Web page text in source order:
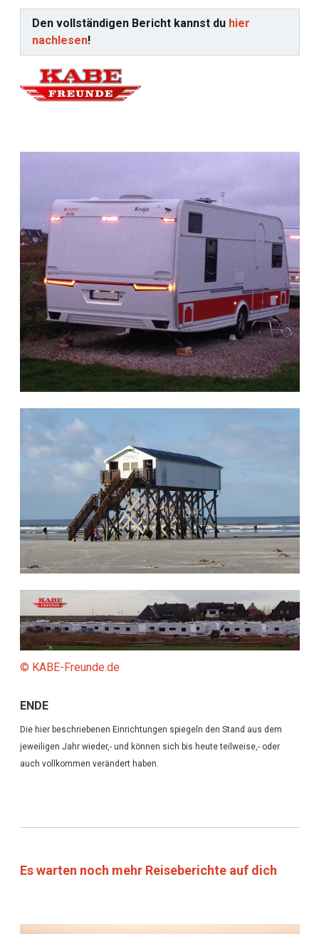
Den vollständigen Bericht kannst du hier
nachlesen!
© KABE-Freunde.de
ENDE
Die hier beschriebenen Einrichtungen spiegeln den Stand aus dem
jeweiligen Jahr wieder,- und können sich bis heute teilweise,- oder
auch vollkommen verändert haben.
Es warten noch mehr Reiseberichte auf dich